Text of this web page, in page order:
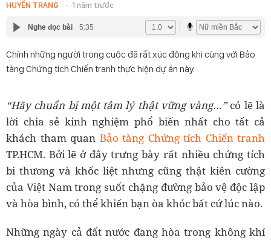
HUYỀN TRANG 1 năm trước
Nghe đọc bài 5:35
Chính những người trong cuộc đã rất xúc động khi cùng với Bảo
tàng Chứng tích Chiến tranh thực hiện dự án này.
“Hãy chuẩn bị một tâm lý thật vững vàng…”có lẽ là
lời chia sẻ kinh nghiệm phổ biến nhất cho tất cả
khách tham quan Bảo tàng Chứng tích Chiến tranh
TP.HCM. Bởi lẽ ở đây trưng bày rất nhiều chứng tích
bi thương và khốc liệt nhưng cũng thật kiên cường
của Việt Nam trong suốt chặng đường bảo vệ độc lập
và hòa bình, có thể khiến bạn òa khóc bất cứ lúc nào.
Những ngày cả đất nước đang hòa trong không khí